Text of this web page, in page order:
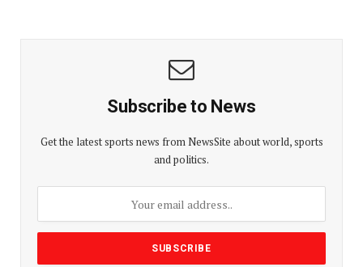
Subscribe to News
Get the latest sports news from NewsSite about world, sports
and politics.